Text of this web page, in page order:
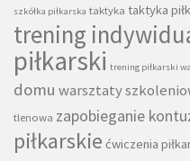
szkółka piłkarska taktyka taktyka
trening
piłkarski trening piłkarski
domu warsztaty
tlenowa zapobieganie
piłkarskie ćwiczenia